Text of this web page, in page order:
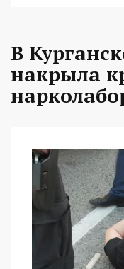
В
накрыла